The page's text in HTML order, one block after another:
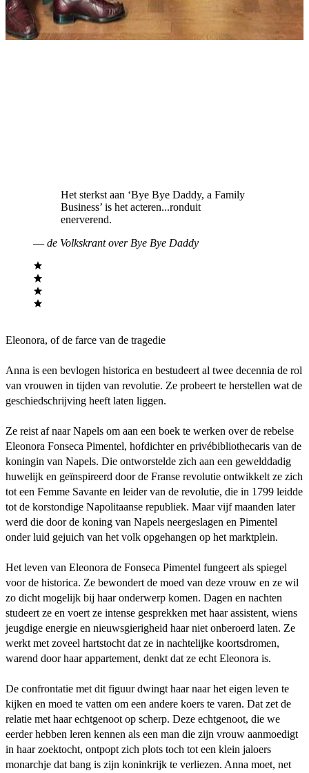
Het sterkst aan ‘Bye Bye Daddy, a Family
Business’ is het acteren...ronduit
enerverend.
— de Volkskrant over Bye Bye Daddy
Eleonora, of de farce van de tragedie
Anna is een bevlogen historica en bestudeert al twee decennia de rol
van vrouwen in tijden van revolutie. Ze probeert te herstellen wat de
geschiedschrijving heeft laten liggen.
Ze reist af naar Napels om aan een boek te werken over de rebelse
Eleonora Fonseca Pimentel, hofdichter en privébibliothecaris van de
koningin van Napels. Die ontworstelde zich aan een gewelddadig
huwelijk en geïnspireerd door de Franse revolutie ontwikkelt ze zich
tot een Femme Savante en leider van de revolutie, die in 1799 leidde
tot de korstondige Napolitaanse republiek. Maar vijf maanden later
werd die door de koning van Napels neergeslagen en Pimentel
onder luid gejuich van het volk opgehangen op het marktplein.
Het leven van Eleonora de Fonseca Pimentel fungeert als spiegel
voor de historica. Ze bewondert de moed van deze vrouw en ze wil
zo dicht mogelijk bij haar onderwerp komen. Dagen en nachten
studeert ze en voert ze intense gesprekken met haar assistent, wiens
jeugdige energie en nieuwsgierigheid haar niet onberoerd laten. Ze
werkt met zoveel hartstocht dat ze in nachtelijke koortsdromen,
warend door haar appartement, denkt dat ze echt Eleonora is.
De confrontatie met dit figuur dwingt haar naar het eigen leven te
kijken en moed te vatten om een andere koers te varen. Dat zet de
relatie met haar echtgenoot op scherp. Deze echtgenoot, die we
eerder hebben leren kennen als een man die zijn vrouw aanmoedigt
in haar zoektocht, ontpopt zich plots toch tot een klein jaloers
monarchje dat bang is zijn koninkrijk te verliezen. Anna moet, net